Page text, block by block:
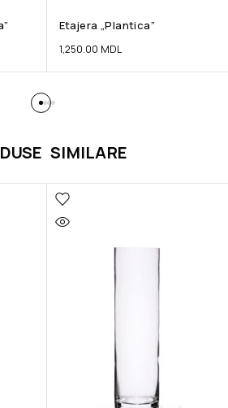
Etajera „Plantica”
1,250.00 MDL
SIMILARE